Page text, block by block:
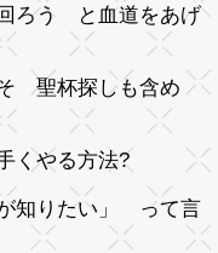
ろう と血道をあげ
聖杯探しも含め
くやる方法?
知りたい」 って言